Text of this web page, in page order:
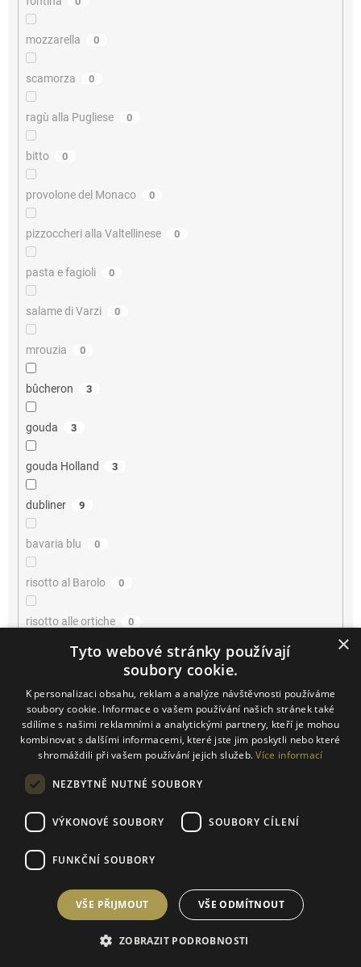
mozzarella 0
scamorza 0
ragù alla Pugliese 0
bitto 0
provolone del Monaco 0
pizzoccheri alla Valtellinese 0
pasta e fagioli 0
salame di Varzi 0
mrouzia 0
bûcheron 3
gouda 3
gouda Holland 3
dubliner 9
bavaria blu 0
risotto al Barolo 0
risotto alle ortiche 0
pappardelle al cinghiale 0
lasagne alla parmigiana 0
Leerdamer 3
lagrein
Luis Trenker 0
Canederli 0
červené maso 0
×
Tyto webové stránky používají
soubory cookie.
K personalizaci obsahu, reklam a analýze návštěvnosti používáme
soubory cookie. Informace o vašem používání našich stránek také
sdílíme s našimi reklamními a analytickými partnery, kteří je mohou
kombinovat s dalšími informacemi, které jste jim poskytli nebo které
shromáždili při vašem používání jejich služeb.Více informací
NEZBYTNĚ NUTNÉ SOUBORY
VÝKONOVÉ SOUBORY SOUBORY CÍLENÍ
FUNKČNÍ SOUBORY
VŠE PŘIJMOUT VŠE ODMÍTNOUT
ZOBRAZIT PODROBNOSTI